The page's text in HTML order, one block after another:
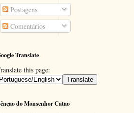
Postagens
Comentários
Translate
this page:
do Monsenhor Catão